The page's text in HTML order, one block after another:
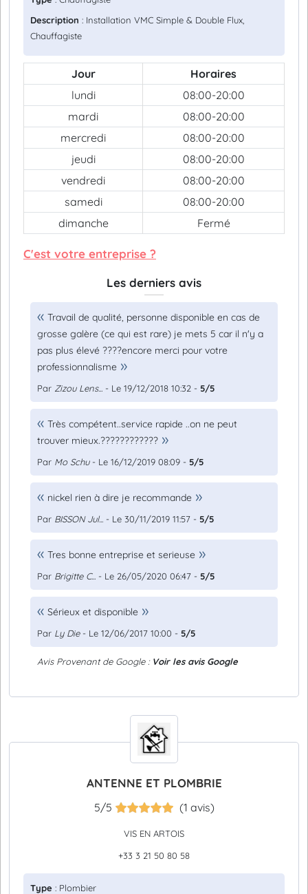
Description : Installation VMC Simple & Double Flux,
Chauffagiste
Jour
Horaires
lundi
08:00-20:00
mardi
08:00-20:00
mercredi
08:00-20:00
jeudi
08:00-20:00
vendredi
08:00-20:00
samedi
08:00-20:00
dimanche
Fermé
C'est votre entreprise ?
Les derniers avis
Travail de qualité, personne disponible en cas de
grosse galère (ce qui est rare) je mets 5 car il n'y a
pas plus élevé ????encore merci pour votre
professionnalisme
Par Zizou Lens... - Le 19/12/2018 10:32 - 5/5
Très compétent..service rapide ..on ne peut
trouver mieux.????????????
Par Mo Schu- Le 16/12/2019 08:09 - 5/5
nickel rien à dire je recommande
Par BISSON Jul... - Le 30/11/2019 11:57 - 5/5
Tres bonne entreprise et serieuse
Par Brigitte C... - Le 26/05/2020 06:47 - 5/5
Sérieux et disponible
Par Ly Die- Le 12/06/2017 10:00 - 5/5
Avis Provenant de Google : Voir les avis Google
ANTENNE ET PLOMBRIE
5/5 (1 avis)
VIS EN ARTOIS
+33 3 21 50 80 58
Type : Plombier